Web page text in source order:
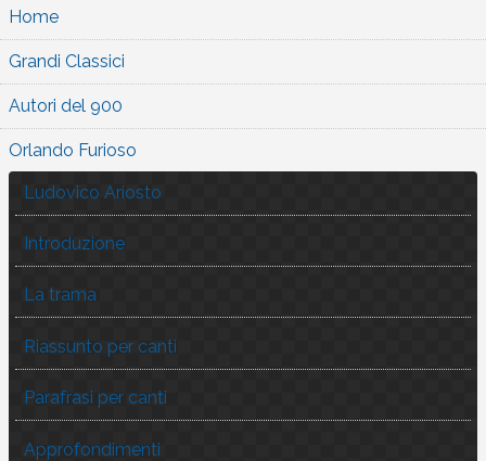
Home
Grandi Classici
Autori del 900
Orlando Furioso
Ludovico Ariosto
Introduzione
La trama
Riassunto per canti
Parafrasi per canti
Approfondimenti